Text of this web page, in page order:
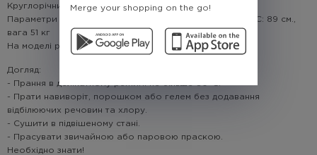
Merge your shopping on the go!
Круглорічний
Параметри моделі: зріст: 174 см; ОГ: 84 см; ОТ: 63 см; ОС: 89 см.,
вага 51 кг
На моделі розмір: S
Догляд:
- Прання в делікатному режимі не більше 30°C.
- Прати навиворіт, порошком або гелем без додавання
відбілюючих речовин та хлору.
- Сушити в підвішеному стані.
- Прасувати звичайною або паровою праскою.
Необхідно знати!